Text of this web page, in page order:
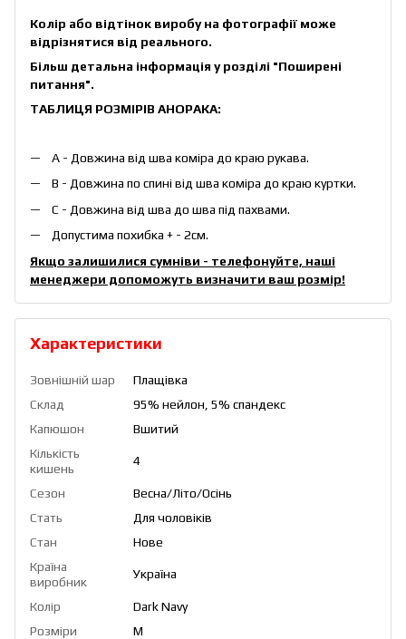
Колір або відтінок виробу на фотографії може
відрізнятися від реального.
Більш детальна інформація у розділі "Поширені
питання".
ТАБЛИЦЯ РОЗМІРІВ АНОРАКА:
А - Довжина від шва коміра до краю рукава.
B - Довжина по спині від шва коміра до краю куртки.
C - Довжина від шва до шва під пахвами.
Допустима похибка + - 2см.
Якщо залишилися сумніви - телефонуйте, наші
менеджери допоможуть визначити ваш розмір!
Характеристики
Зовнішній шар
Плащівка
Склад
95% нейлон, 5% спандекс
Капюшон
Вшитий
Кількість
кишень
4
Сезон
Весна/Літо/Осінь
Стать
Для чоловіків
Стан
Нове
Країна
виробник
Україна
Колір
Dark Navy
Розміри
M